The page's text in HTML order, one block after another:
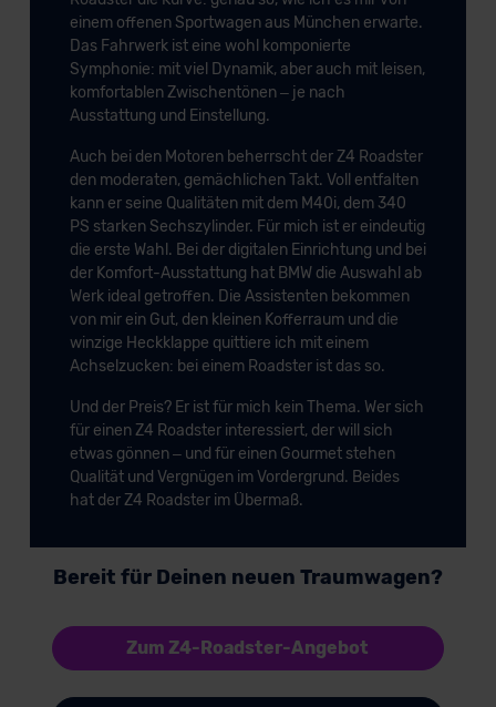
der EU erfolgt, erfolgt dies ausschließlich auf der
Grundlage eines Angemessenheitsbeschlusses der EU-
Kommission (Art. 45 Abs. 1 DSGVO), von
Standarddatenschutzklauseln (Art. 46 Abs. 2 lit. c
erteilen. Nähere Informationen zu den bestehenden
Datenschutzklauseln können Sie über den Kontakt zu
unserem Datenschutzbeauftragten unter
datenschutz@meinauto.de anfordern.
Datenschutzerklärung|Impressum
einem offenen Sportwagen aus München erwarte.
Das Fahrwerk ist eine wohl komponierte
Symphonie: mit viel Dynamik, aber auch mit leisen,
komfortablen Zwischentönen – je nach
Ausstattung und Einstellung.
Auch bei den Motoren beherrscht der Z4 Roadster
den moderaten, gemächlichen Takt. Voll entfalten
kann er seine Qualitäten mit dem M40i, dem 340
PS starken Sechszylinder. Für mich ist er eindeutig
die erste Wahl. Bei der digitalen Einrichtung und bei
der Komfort-Ausstattung hat BMW die Auswahl ab
Werk ideal getroffen. Die Assistenten bekommen
von mir ein Gut, den kleinen Kofferraum und die
winzige Heckklappe quittiere ich mit einem
Achselzucken: bei einem Roadster ist das so.
Und der Preis? Er ist für mich kein Thema. Wer sich
für einen Z4 Roadster interessiert, der will sich
etwas gönnen – und für einen Gourmet stehen
Qualität und Vergnügen im Vordergrund. Beides
hat der Z4 Roadster im Übermaß.
Bereit für Deinen neuen Traumwagen?
Zum Z4-Roadster-Angebot